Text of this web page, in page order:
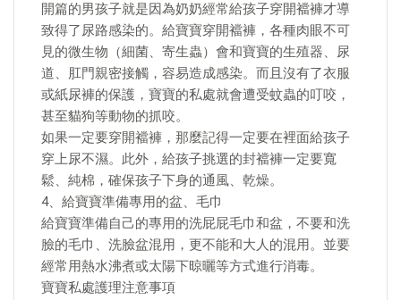
開篇的男孩子就是因為奶奶經常給孩子穿開襠褲才導
致得了尿路感染的。給寶寶穿開襠褲，各種肉眼不可
見的微生物（細菌、寄生蟲）會和寶寶的生殖器、尿
道、肛門親密接觸，容易造成感染。而且沒有了衣服
或紙尿褲的保護，寶寶的私處就會遭受蚊蟲的叮咬，
甚至貓狗等動物的抓咬。
如果一定要穿開襠褲，那麼記得一定要在裡面給孩子
穿上尿不濕。此外，給孩子挑選的封襠褲一定要寬
鬆、純棉，確保孩子下身的通風、乾燥。
4、給寶寶準備專用的盆、毛巾
給寶寶準備自己的專用的洗屁屁毛巾和盆，不要和洗
臉的毛巾、洗臉盆混用，更不能和大人的混用。並要
經常用熱水沸煮或太陽下晾曬等方式進行消毒。
寶寶私處護理注意事項